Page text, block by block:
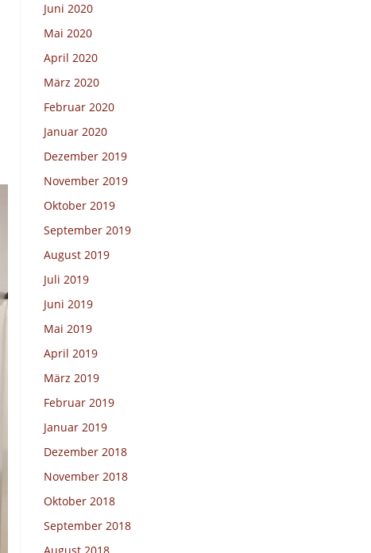
Juni 2020
Mai 2020
April 2020
März 2020
Februar 2020
Januar 2020
Dezember 2019
November 2019
Oktober 2019
September 2019
August 2019
Juli 2019
Juni 2019
Mai 2019
April 2019
März 2019
Februar 2019
Januar 2019
Dezember 2018
November 2018
Oktober 2018
September 2018